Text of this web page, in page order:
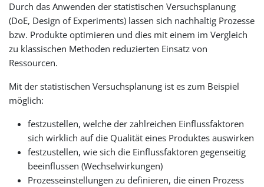
Durch das Anwenden der statistischen Versuchsplanung
(DoE, Design of Experiments) lassen sich nachhaltig Prozesse
bzw. Produkte optimieren und dies mit einem im Vergleich
zu klassischen Methoden reduzierten Einsatz von
Ressourcen.
Mit der statistischen Versuchsplanung ist es zum Beispiel
möglich:
festzustellen, welche der zahlreichen Einflussfaktoren
sich wirklich auf die Qualität eines Produktes auswirken
festzustellen, wie sich die Einflussfaktoren gegenseitig
beeinflussen (Wechselwirkungen)
Prozesseinstellungen zu definieren, die einen Prozess